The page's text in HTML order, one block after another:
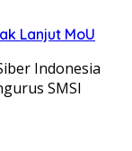
Lanjut MoU
Indonesia
SMSI